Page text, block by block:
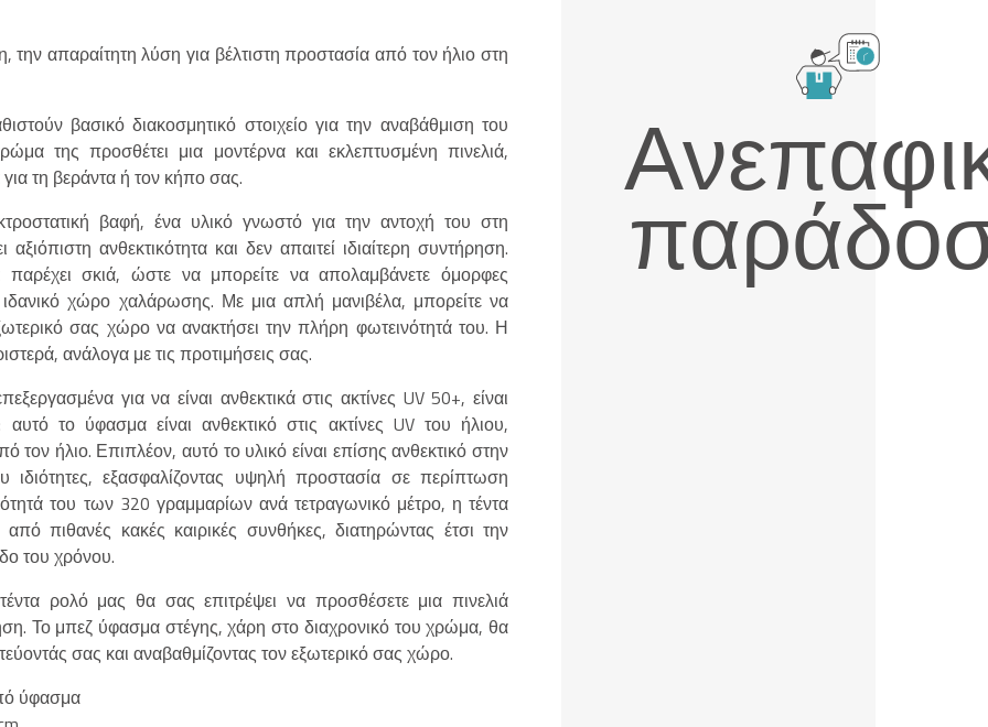
την απαραίτητη λύση για βέλτιστη προστασία από τον ήλιο στη
βασικό διακοσμητικό στοιχείο για την αναβάθμιση του
της προσθέτει μια μοντέρνα και εκλεπτυσμένη πινελιά,
τη βεράντα ή τον κήπο σας.
βαφή, ένα υλικό γνωστό για την αντοχή του στη
ανθεκτικότητα και δεν απαιτεί ιδιαίτερη συντήρηση.
παρέχει σκιά, ώστε να μπορείτε να απολαμβάνετε όμορφες
χώρο χαλάρωσης. Με μια απλή μανιβέλα, μπορείτε να
σας χώρο να ανακτήσει την πλήρη φωτεινότητά του. Η
ανάλογα με τις προτιμήσεις σας.
για να είναι ανθεκτικά στις ακτίνες UV 50+, είναι
το ύφασμα είναι ανθεκτικό στις ακτίνες UV του ήλιου,
ήλιο. Επιπλέον, αυτό το υλικό είναι επίσης ανθεκτικό στην
εξασφαλίζοντας υψηλή προστασία σε περίπτωση
του των 320 γραμμαρίων ανά τετραγωνικό μέτρο, η τέντα
πιθανές κακές καιρικές συνθήκες, διατηρώντας έτσι την
του χρόνου.
ρολό μας θα σας επιτρέψει να προσθέσετε μια πινελιά
Το μπεζ ύφασμα στέγης, χάρη στο διαχρονικό του χρώμα, θα
σας και αναβαθμίζοντας τον εξωτερικό σας χώρο.
ύφασμα